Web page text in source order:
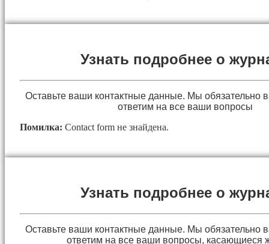
Узнать подробнее о
Оставьте ваши контактные данные. Мы обязательно
ответим на все ваши вопросы
Помилка: Contact form не знайдена.
Узнать подробнее о
Оставьте ваши контактные данные. Мы обязательно
ответим на все ваши вопросы, касающиеся